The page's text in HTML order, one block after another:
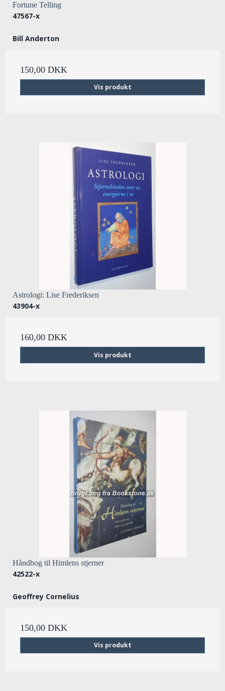
Fortune Telling
47567-x
Bill Anderton
150,00 DKK
Vis produkt
Astrologi: Lise Frederiksen
43904-x
160,00 DKK
Vis produkt
Håndbog til Himlens stjerner
42522-x
Geoffrey Cornelius
150,00 DKK
Vis produkt